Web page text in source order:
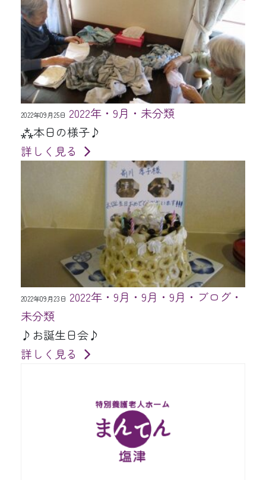
2022年09月25日 2022年・9月・未分類
⁂本日の様子♪
詳しく見る
2022年09月23日 2022年・9月・9月・9月・ブログ・
未分類
♪お誕生日会♪
詳しく見る